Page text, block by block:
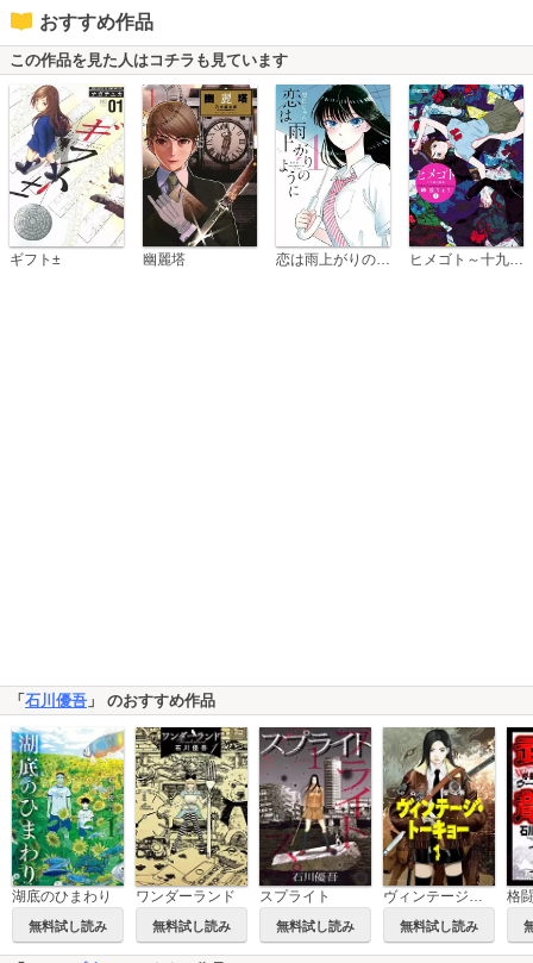
おすすめ作品
この作品を見た人はコチラも見ています
ギフト± 幽麗塔 恋は雨上がりのように ヒメゴト～十九歳の制服～
「 石川優吾 」 のおすすめ作品
湖底のひまわり
無料試し読み
ワンダーランド
無料試し読み
スプライト
無料試し読み
ヴィンテージ・トーキョー
無料試し読み
格